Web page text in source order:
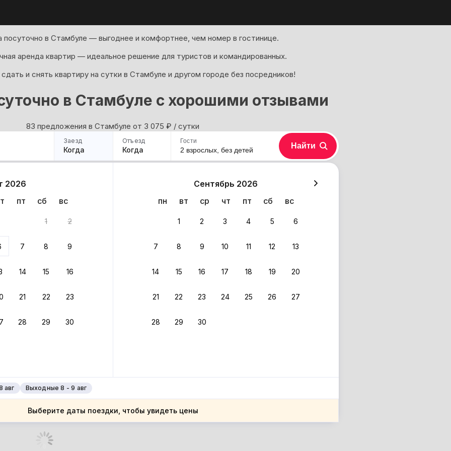
посуточно в Стамбуле — выгоднее и комфортнее, чем номер в гостинице.
аренда квартир — идеальное решение для туристов и командированных.
и снять квартиру на сутки в Стамбуле и другом городе без посредников!
в Стамбуле с хорошими отзывами
83 предложения в Стамбуле oт 3 075 ₽ / сутки
Заезд
Когда
Отъезд
Когда
2026
пт сб вс
1 2
7 8 9
14 15 16
21 22 23
28 29 30
Сентябрь 2026
пн
вт ср чт пт сб вс
1 2 3 4 5 6
7 8 9 10 11 12 13
14 15 16 17 18 19 20
21 22 23 24 25 26 27
28 29 30
авг Выходные 8 - 9 авг
Выберите даты поездки, чтобы увидеть цены
Гости
2 взрослых, без детей Найти